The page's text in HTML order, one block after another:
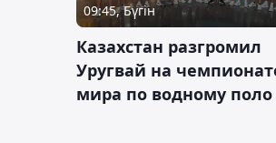
09:45, Бүгін
Казахстан разгромил
Уругвай на
мира по водному поло